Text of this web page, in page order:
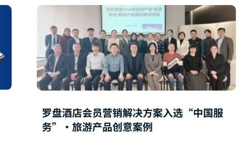
罗盘酒店会员营销解决方案入选“中国服
务”·旅游产品创意案例